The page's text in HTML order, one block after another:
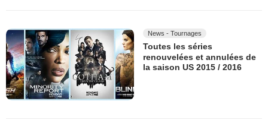
News - Tournages
Toutes les séries
renouvelées et annulées de
la saison US 2015 / 2016